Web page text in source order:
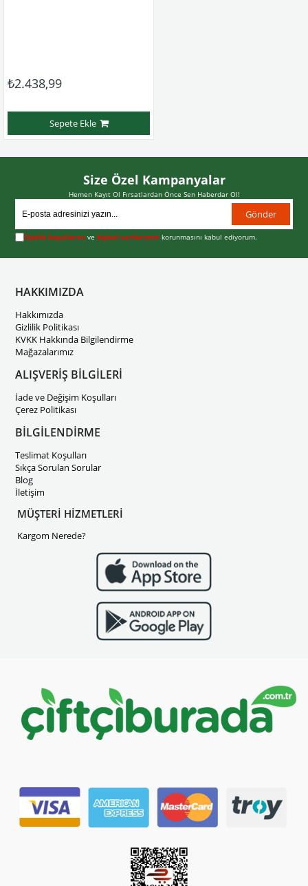
₺2.438,99
Sepete Ekle
Size Özel Kampanyalar
Hemen Kayıt Ol Fırsatlardan Önce Sen Haberdar Ol!
Gönder
Üyelik koşullarını vekişisel verilerimin korunmasını kabul ediyorum.
HAKKIMIZDA
Hakkımızda
Gizlilik Politikası
KVKK Hakkında Bilgilendirme
Mağazalarımız
ALIŞVERİŞ BİLGİLERİ
İade ve Değişim Koşulları
Çerez Politikası
BİLGİLENDİRME
Teslimat Koşulları
Sıkça Sorulan Sorular
Blog
İletişim
MÜŞTERİ HİZMETLERİ
Kargom Nerede?